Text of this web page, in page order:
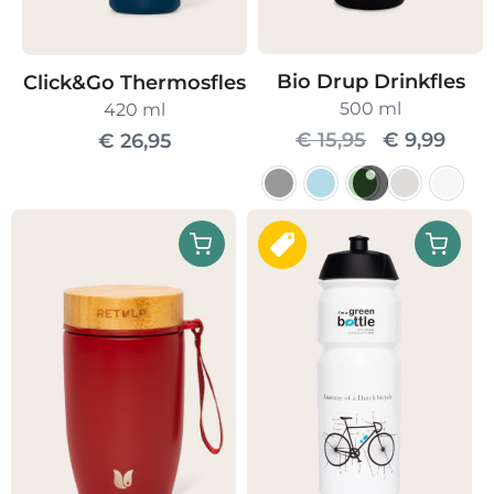
Click&Go Thermosfles
420 ml
€ 26,95
Bio Drup Drinkfles
500 ml
€15,95
prijs
was:
€ 15,95.
€ 9,99
prijs
is:
€
product
heeft
meerdere
optie
kan
gekozen